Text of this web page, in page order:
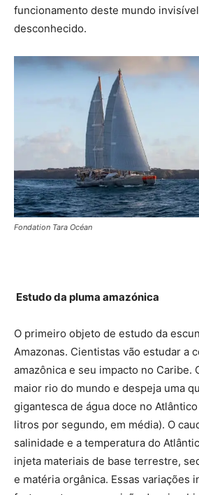
funcionamento deste mundo
desconhecido.
Fondation Tara Océan
Estudo da pluma amazónica
O primeiro objeto de estudo da
Amazonas. Cientistas vão estudar a
amazônica e seu impacto no Caribe.
maior rio do mundo e despeja uma
gigantesca de água doce no
litros por segundo, em média). O
salinidade e a temperatura do
injeta materiais de base terrestre,
e matéria orgânica. Essas variações